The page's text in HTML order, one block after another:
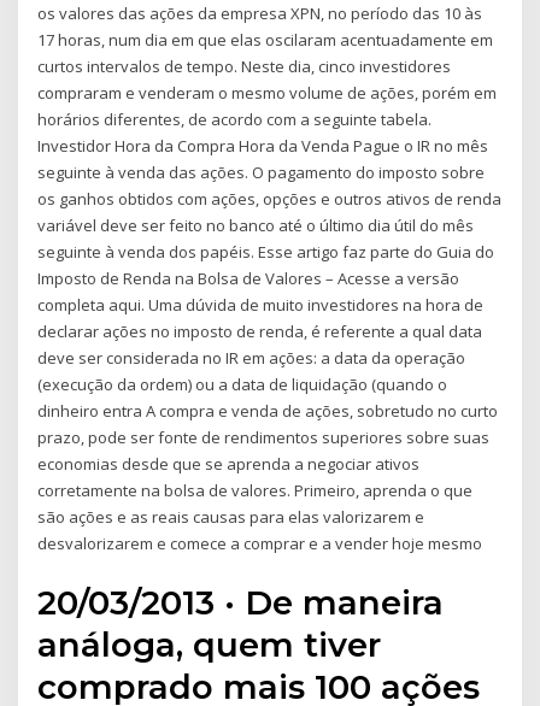
os valores das ações da empresa XPN, no período das 10 às
17 horas, num dia em que elas oscilaram acentuadamente em
curtos intervalos de tempo. Neste dia, cinco investidores
compraram e venderam o mesmo volume de ações, porém em
horários diferentes, de acordo com a seguinte tabela.
Investidor Hora da Compra Hora da Venda Pague o IR no mês
seguinte à venda das ações. O pagamento do imposto sobre
os ganhos obtidos com ações, opções e outros ativos de renda
variável deve ser feito no banco até o último dia útil do mês
seguinte à venda dos papéis. Esse artigo faz parte do Guia do
Imposto de Renda na Bolsa de Valores – Acesse a versão
completa aqui. Uma dúvida de muito investidores na hora de
declarar ações no imposto de renda, é referente a qual data
deve ser considerada no IR em ações: a data da operação
(execução da ordem) ou a data de liquidação (quando o
dinheiro entra A compra e venda de ações, sobretudo no curto
prazo, pode ser fonte de rendimentos superiores sobre suas
economias desde que se aprenda a negociar ativos
corretamente na bolsa de valores. Primeiro, aprenda o que
são ações e as reais causas para elas valorizarem e
desvalorizarem e comece a comprar e a vender hoje mesmo
20/03/2013 · De maneira
análoga, quem tiver
comprado mais 100 ações